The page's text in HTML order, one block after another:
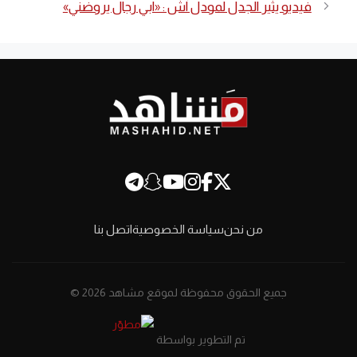
فيديو يثير الجدل لمودل آش : «ابي رجال يروضني»
من نحنسياسة الخصوصيةاتصل بنا
جميع الحقوق محفوظة لموقع مشاهد 2026 ©
تم التطوير بواسطة